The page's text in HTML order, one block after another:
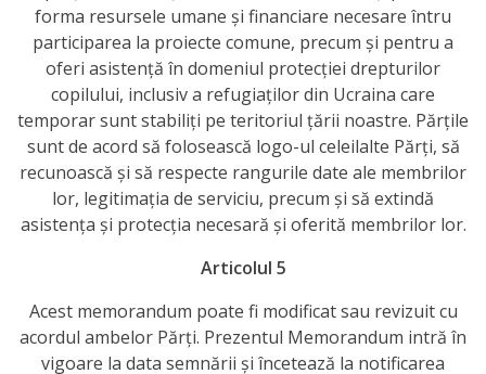
a
paginii
web
Contacte
forma resursele umane și financiare necesare întru
participarea la proiecte comune, precum și pentru a
oferi asistență în domeniul protecției drepturilor
copilului, inclusiv a refugiaților din Ucraina care
temporar sunt stabiliți pe teritoriul țării noastre. Părțile
sunt de acord să folosească logo-ul celeilalte Părți, să
recunoască și să respecte rangurile date ale membrilor
lor, legitimația de serviciu, precum și să extindă
asistența și protecția necesară și oferită membrilor lor.
Articolul 5
Acest memorandum poate fi modificat sau revizuit cu
acordul ambelor Părți. Prezentul Memorandum intră în
vigoare la data semnării și încetează la notificarea